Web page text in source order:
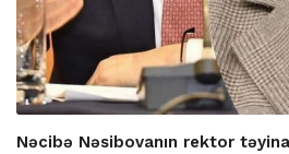
Nəcibə Nəsibovanın rektor